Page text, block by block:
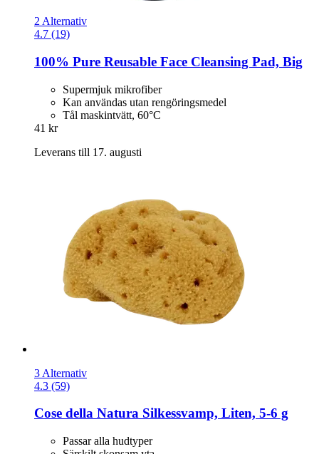
2 Alternativ
4.7 (19)
100% Pure Reusable Face Cleansing Pad, Big
Supermjuk mikrofiber
Kan användas utan rengöringsmedel
Tål maskintvätt, 60°C
41 kr
Leverans till 17. augusti
3 Alternativ
4.3 (59)
Cose della Natura Silkessvamp, Liten, 5-​6 g
Passar alla hudtyper